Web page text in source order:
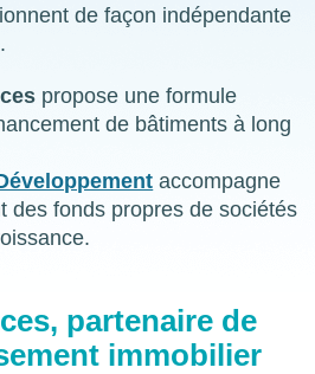
de façon indépendante
propose une formule
de bâtiments à long
accompagne
des fonds propres de sociétés
partenaire de
immobilier